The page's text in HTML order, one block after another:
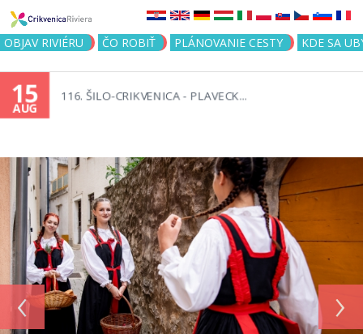
Jump to navigation
OBJAV RIVIÉRU ČO ROBIŤ PLÁNOVANIE CESTY KDE SA
15
AUG
116. ŠILO-CRIKVENICA - PLAVECK...
‹ ›